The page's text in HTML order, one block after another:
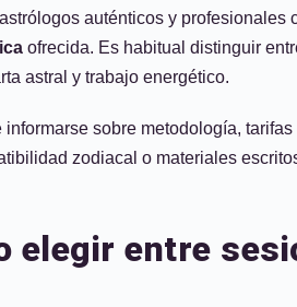
auténticos y
ofrecida. Es habitual distinguir
astral y trabajo energético.
sobre metodología,
zodiacal o materiales
elegir entre